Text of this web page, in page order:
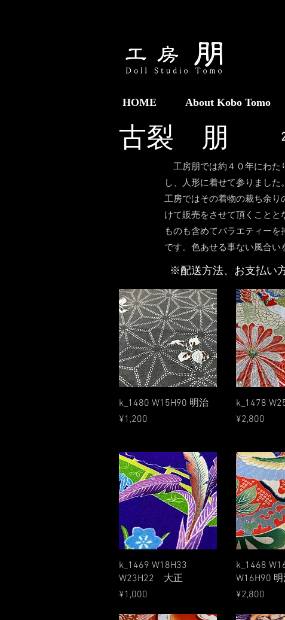
HOME About Kobo Tomo
古裂 朋
工房朋では約４０年にわた
し、人形に着せて参りました。
工房ではその着物の裁ち余り
けて販売をさせて頂くことと
ものも含めてバラエティーを
です。 色あせる事ない風合い
​※配送方法、お支払い
Quick View
k_1480 W15H90 明治
Price
¥1,200
k_1478
Price
¥2,800
Quick View
k_1469 W18H33
W23H22 大正
Price
¥1,000
k_1468
W16H90
Price
¥2,800